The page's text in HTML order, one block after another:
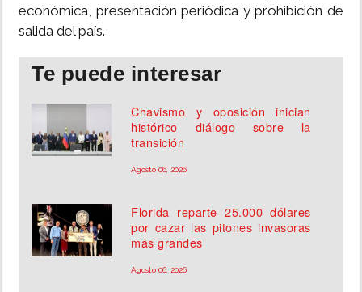
económica, presentación periódica y prohibición de
salida del país.
Te puede interesar
Chavismo y oposición inician
histórico diálogo sobre la
transición
Agosto 06, 2026
Florida reparte 25.000 dólares
por cazar las pitones invasoras
más grandes
Agosto 06, 2026